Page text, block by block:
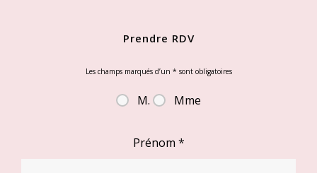
Prendre RDV
Les champs marqués d’un * sont obligatoires
M. Mme
Prénom *